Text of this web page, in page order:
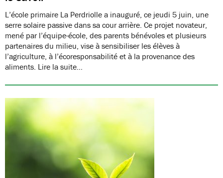
L’école primaire La Perdriolle a inauguré, ce jeudi 5 juin, une
serre solaire passive dans sa cour arrière. Ce projet novateur,
mené par l’équipe-école, des parents bénévoles et plusieurs
partenaires du milieu, vise à sensibiliser les élèves à
l’agriculture, à l’écoresponsabilité et à la provenance des
aliments. Lire la suite…